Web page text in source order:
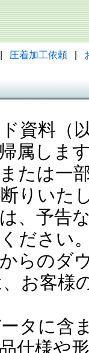
圧着加工依頼
資料（
属しま
たは一
りいた
、予告
ださい
らのダ
お客様
タに含
仕様や